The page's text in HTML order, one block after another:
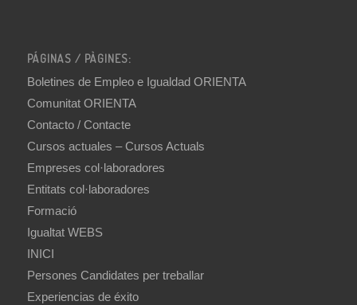
PÁGINAS / PÀGINES:
Boletines de Empleo e Igualdad ORIENTA
Comunitat ORIENTA
Contacto / Contacte
Cursos actuales – Cursos Actuals
Empreses col·laboradores
Entitats col·laboradores
Formació
Igualtat WEBS
INICI
Persones Candidates per treballar
Experiencias de éxito